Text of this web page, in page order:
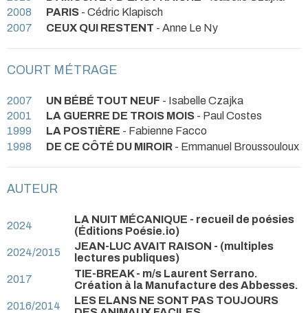
2008
PARIS - Cédric Klapisch
2007
CEUX QUI RESTENT - Anne Le Ny
COURT MÉTRAGE
2007 UN BÉBÉ TOUT NEUF - Isabelle Czajka
2001
LA GUERRE DE TROIS MOIS - Paul Costes
1999
LA POSTIÈRE - Fabienne Facco
1998
DE CE CÔTÉ DU MIROIR - Emmanuel Broussouloux
AUTEUR
2024
LA NUIT MÉCANIQUE - recueil de poésies
(Éditions Poésie.io)
2024/2015
JEAN-LUC AVAIT RAISON - (multiples
lectures publiques)
2017
TIE-BREAK - m/s Laurent Serrano.
Création à la Manufacture des Abbesses.
2016/2014
LES ELANS NE SONT PAS TOUJOURS